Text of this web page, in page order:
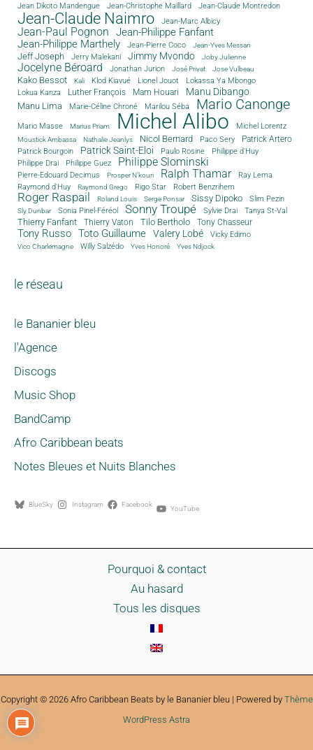
Jean Dikoto Mandengue Jean-Christophe Maillard Jean-Claude Montredon
Jean-Claude Naimro Jean-Marc Albicy
Jean-Paul Pognon
Jean-Philippe Fanfant
Jean-Philippe Marthely
Jean-Pierre Coco Jean-Yves Messan
Jeff Joseph Jerry Malekani Jimmy Mvondo Joby Julienne
Jocelyne Béroard Jonathan Jurion José Privat Jose Vulbeau
Kako Bessot Kali Klod Kiavué Lionel Jouot
Lokassa Ya Mbongo
Lokua Kanza
Luther François Mam Houari Manu Dibango
Manu Lima Marie-Céline Chroné Marilou Séba Mario Canonge
Mario Masse Marius Priam Michel Alibo Michel Lorentz
Moustick Ambassa Nathalie Jeanlys Nicol Bernard Paco Sery
Patrick Artero
Patrick Bourgoin
Patrick Saint-Eloi Paulo Rosine
Philippe d'Huy
Philippe Drai
Philippe Guez Philippe Slominski
Pierre-Edouard Decimus Prosper N'kouri Ralph Thamar
Ray Lema
Raymond d'Huy
Raymond Grego Rigo Star Robert Benzrihem
Roger Raspail Roland Louis Serge Ponsar Sissy Dipoko Slim Pezin
Sly Dunbar Sonia Pinel-Féréol Sonny Troupé Sylvie Drai Tanya St-Val
Thierry Fanfant Thierry Vaton Tilo Bertholo Tony Chasseur
Tony Russo Toto Guillaume Valery Lobé Vicky Edimo
Vico Charlemagne Willy Salzédo Yves Honoré Yves Ndjock
le réseau
le Bananier bleu
l'Agence
Discogs
Music Shop
BandCamp
Afro Caribbean beats
Notes Bleues et Nuits Blanches
BlueSky Instagram Facebook YouTube
Pourquoi & contact
Au hasard
Tous les disques
Copyright © 2026 Afro Caribbean Beats by le Bananier bleu | Powered by Thème
WordPress Astra